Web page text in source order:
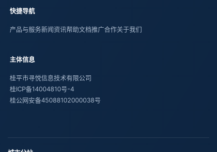
快捷导航
产品与服务新闻资讯帮助文档推广合作关于我们
主体信息
桂平市寻悦信息技术有限公司
桂ICP备14004810号-4
桂公网安备45088102000038号